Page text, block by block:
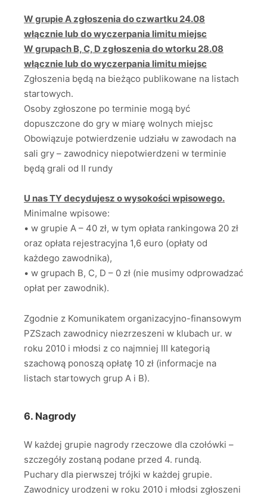
W grupie A zgłoszenia do czwartku 24.08
włącznie lub do wyczerpania limitu miejsc
W grupach B, C, D zgłoszenia do wtorku 28.08
włącznie lub do wyczerpania limitu miejsc
Zgłoszenia będą na bieżąco publikowane na listach
startowych.
Osoby zgłoszone po terminie mogą być
dopuszczone do gry w miarę wolnych miejsc
Obowiązuje potwierdzenie udziału w zawodach na
sali gry – zawodnicy niepotwierdzeni w terminie
będą grali od II rundy
U nas TY decydujesz o wysokości wpisowego.
Minimalne wpisowe:
• w grupie A – 40 zł, w tym opłata rankingowa 20 zł
oraz opłata rejestracyjna 1,6 euro (opłaty od
każdego zawodnika),
• w grupach B, C, D – 0 zł (nie musimy odprowadzać
opłat per zawodnik).
Zgodnie z Komunikatem organizacyjno-finansowym
PZSzach zawodnicy niezrzeszeni w klubach ur. w
roku 2010 i młodsi z co najmniej III kategorią
szachową ponoszą opłatę 10 zł (informacje na
listach startowych grup A i B).
6. Nagrody
W każdej grupie nagrody rzeczowe dla czołówki –
szczegóły zostaną podane przed 4. rundą.
Puchary dla pierwszej trójki w każdej grupie.
Zawodnicy urodzeni w roku 2010 i młodsi zgłoszeni